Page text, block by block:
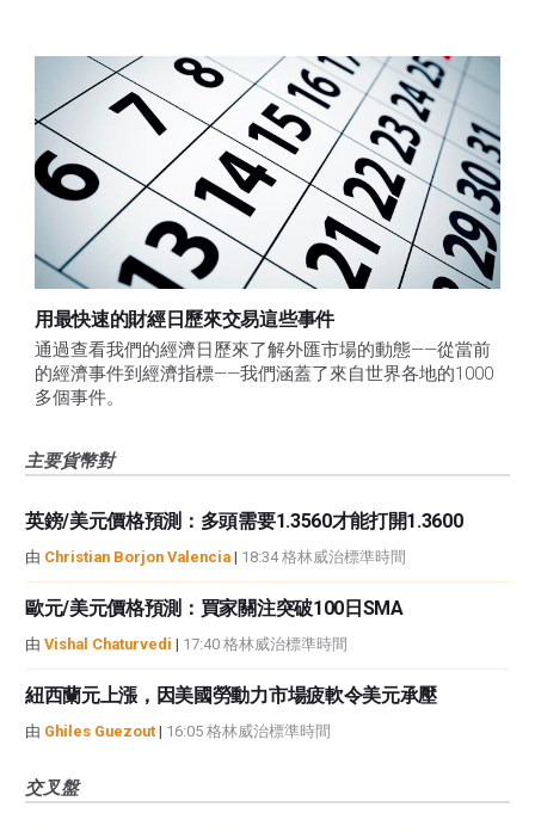
用最快速的財經日歷來交易這些事件
通過查看我們的經濟日歷來了解外匯市場的動態——從當前
的經濟事件到經濟指標——我們涵蓋了來自世界各地的1000
多個事件。
主要貨幣對
英鎊/美元價格預測：多頭需要1.3560才能打開1.3600
由 Christian Borjon Valencia | 18:34 格林威治標準時間
歐元/美元價格預測：買家關注突破100日SMA
由 Vishal Chaturvedi | 17:40 格林威治標準時間
紐西蘭元上漲，因美國勞動力市場疲軟令美元承壓
由 Ghiles Guezout | 16:05 格林威治標準時間
交叉盤